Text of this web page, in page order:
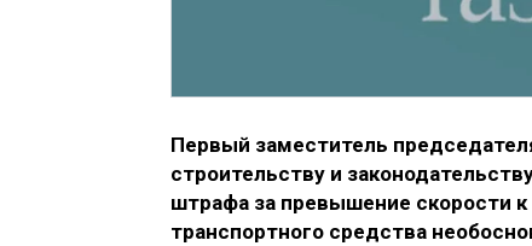
Первый заместитель
строительству и
штрафа за превышение скорости
транспортного средства